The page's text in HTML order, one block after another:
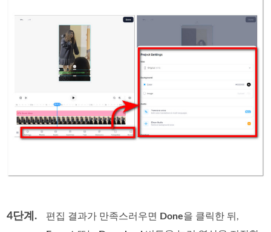
4단계. 편집 결과가 만족스러우면 Done을 클릭한 뒤,